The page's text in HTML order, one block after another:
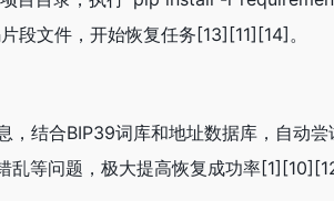
段文件，开始恢复任务[13][11][14]。
结合BIP39词库和地址数据库，自动
等问题，极大提高恢复成功率